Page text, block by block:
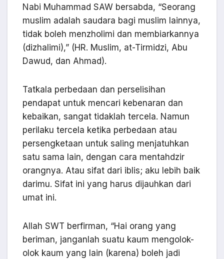
Nabi Muhammad SAW bersabda, “Seorang
muslim adalah saudara bagi muslim lainnya,
tidak boleh menzholimi dan membiarkannya
(dizhalimi),” (HR. Muslim, at-Tirmidzi, Abu
Dawud, dan Ahmad).
Tatkala perbedaan dan perselisihan
pendapat untuk mencari kebenaran dan
kebaikan, sangat tidaklah tercela. Namun
perilaku tercela ketika perbedaan atau
persengketaan untuk saling menjatuhkan
satu sama lain, dengan cara mentahdzir
orangnya. Atau sifat dari iblis; aku lebih baik
darimu. Sifat ini yang harus dijauhkan dari
umat ini.
Allah SWT berfirman, “Hai orang yang
beriman, janganlah suatu kaum mengolok-
olok kaum yang lain (karena) boleh jadi